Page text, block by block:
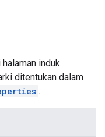
induk.
ditentukan dalam
.